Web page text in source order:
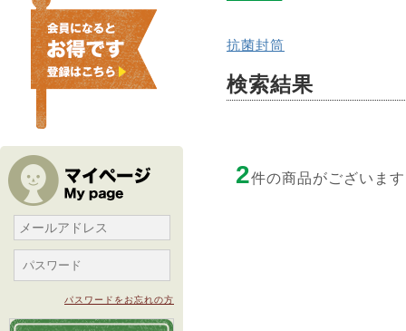
パスワードをお忘れの方
抗菌封筒
検索結果
2件の商品がございま